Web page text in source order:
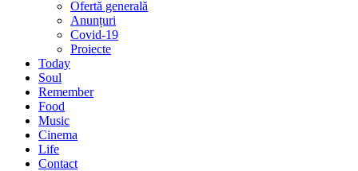
Ofertă generală
Anunțuri
Covid-19
Proiecte
Today
Soul
Remember
Food
Music
Cinema
Life
Contact